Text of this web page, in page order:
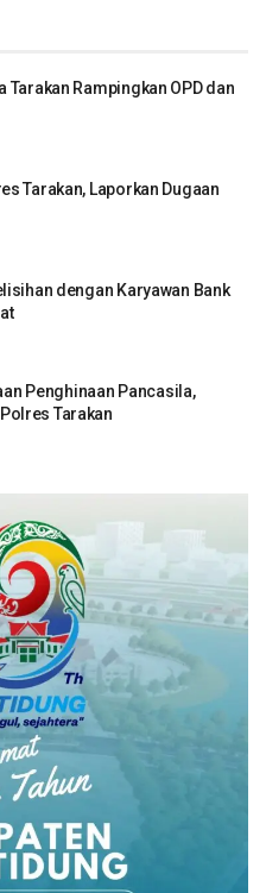
Tarakan Rampingkan OPD dan
Tarakan, Laporkan Dugaan
dengan Karyawan Bank
Penghinaan Pancasila,
Tarakan